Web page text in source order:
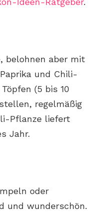
belohnen aber mit
und Chili-
(5 bis 10
regelmäßig
Pflanze liefert
Jahr.
oder
und wunderschön.